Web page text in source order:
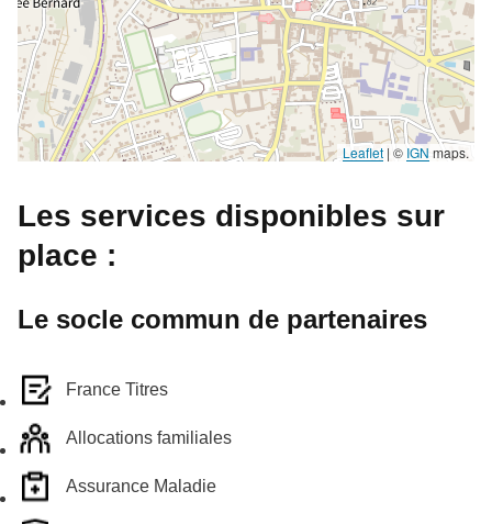
Leaflet | © IGN maps.
Les services disponibles sur
place :
Le socle commun de partenaires
France Titres
Allocations familiales
Assurance Maladie